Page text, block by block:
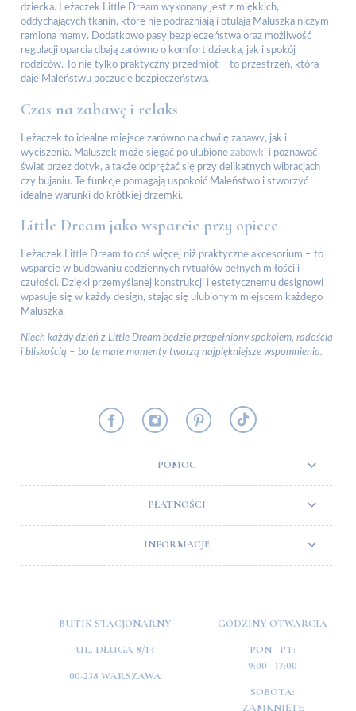
dziecka. Leżaczek Little Dream wykonany jest z miękkich,
oddychających tkanin, które nie podrażniają i otulają Maluszka niczym
ramiona mamy. Dodatkowo pasy bezpieczeństwa oraz możliwość
regulacji oparcia dbają zarówno o komfort dziecka, jak i spokój
rodziców. To nie tylko praktyczny przedmiot – to przestrzeń, która
daje Maleństwu poczucie bezpieczeństwa.
Czas na zabawę i relaks
Leżaczek to idealne miejsce zarówno na chwilę zabawy, jak i
wyciszenia. Maluszek może sięgać po ulubione zabawki i poznawać
świat przez dotyk, a także odprężać się przy delikatnych wibracjach
czy bujaniu. Te funkcje pomagają uspokoić Maleństwo i stworzyć
idealne warunki do krótkiej drzemki.
Little Dream jako wsparcie przy opiece
Leżaczek Little Dream to coś więcej niż praktyczne akcesorium – to
wsparcie w budowaniu codziennych rytuałów pełnych miłości i
czułości. Dzięki przemyślanej konstrukcji i estetycznemu designowi
wpasuje się w każdy design, stając się ulubionym miejscem każdego
Maluszka.
Niech każdy dzień z Little Dream będzie przepełniony spokojem, radością
i bliskością – bo te małe momenty tworzą najpiękniejsze wspomnienia.
POMOC
PŁATNOŚCI
INFORMACJE
BUTIK STACJONARNY
UL. DŁUGA 8/14
00-238 WARSZAWA
GODZINY OTWARCIA
PON - PT:
9:00 - 17:00
SOBOTA:
ZAMKNIĘTE